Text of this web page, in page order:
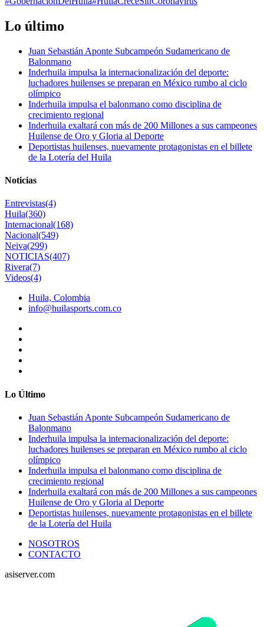
Lo último
Juan Sebastián Aponte Subcampeón Sudamericano de
Balonmano
Inderhuila impulsa la internacionalización del deporte:
luchadores huilenses se preparan en México rumbo al ciclo
olímpico
Inderhuila impulsa el balonmano como disciplina de
crecimiento regional
Inderhuila exaltará con más de 200 Millones a sus campeones
Huilense de Oro y Gloria al Deporte
Deportistas huilenses, nuevamente protagonistas en el billete
de la Lotería del Huila
Noticias
Entrevistas(4)
Huila(360)
Internacional(168)
Nacional(549)
Neiva(299)
NOTICIAS(407)
Rivera(7)
Videos(4)
Huila, Colombia
info@huilasports.com.co
Lo Último
Juan Sebastián Aponte Subcampeón Sudamericano de
Balonmano
Inderhuila impulsa la internacionalización del deporte:
luchadores huilenses se preparan en México rumbo al ciclo
olímpico
Inderhuila impulsa el balonmano como disciplina de
crecimiento regional
Inderhuila exaltará con más de 200 Millones a sus campeones
Huilense de Oro y Gloria al Deporte
Deportistas huilenses, nuevamente protagonistas en el billete
de la Lotería del Huila
NOSOTROS
CONTACTO
asiserver.com